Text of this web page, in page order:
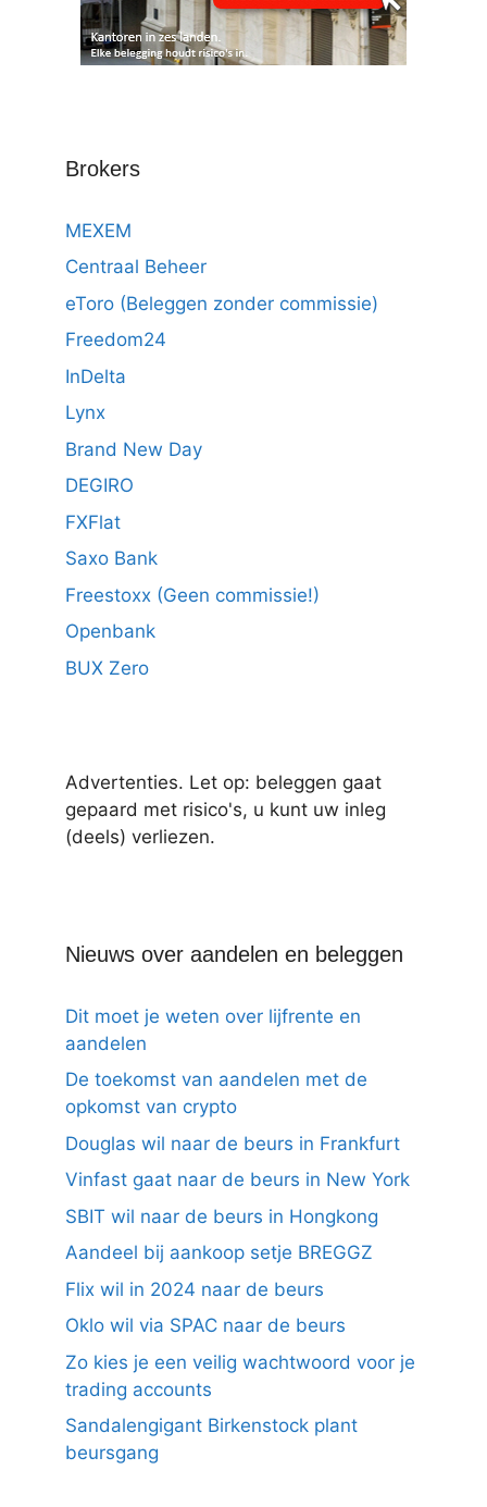
Brokers
MEXEM
Centraal Beheer
eToro (Beleggen zonder commissie)
Freedom24
InDelta
Lynx
Brand New Day
DEGIRO
FXFlat
Saxo Bank
Freestoxx (Geen commissie!)
Openbank
BUX Zero
Advertenties. Let op: beleggen gaat
gepaard met risico's, u kunt uw inleg
(deels) verliezen.
Nieuws over aandelen en beleggen
Dit moet je weten over lijfrente en
aandelen
De toekomst van aandelen met de
opkomst van crypto
Douglas wil naar de beurs in Frankfurt
Vinfast gaat naar de beurs in New York
SBIT wil naar de beurs in Hongkong
Aandeel bij aankoop setje BREGGZ
Flix wil in 2024 naar de beurs
Oklo wil via SPAC naar de beurs
Zo kies je een veilig wachtwoord voor je
trading accounts
Sandalengigant Birkenstock plant
beursgang